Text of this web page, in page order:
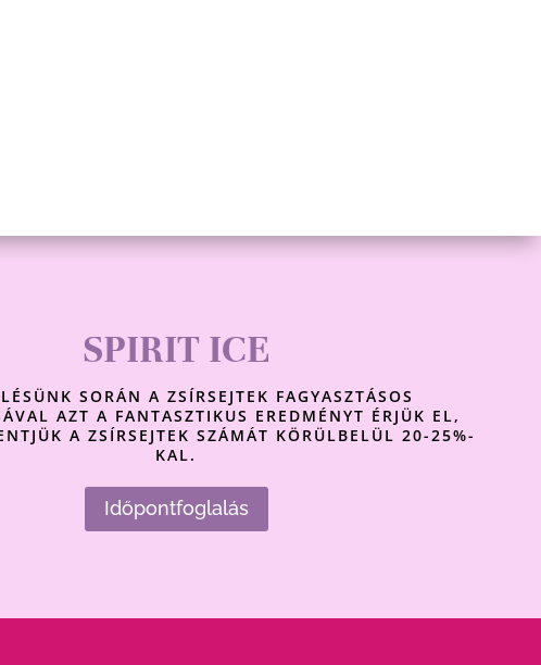
SPIRIT ICE
SORÁN A ZSÍRSEJTEK FAGYASZTÁSOS
AZT A FANTASZTIKUS EREDMÉNYT ÉRJÜK EL,
A ZSÍRSEJTEK SZÁMÁT KÖRÜLBELÜL 20-25%-
KAL.
Időpontfoglalás